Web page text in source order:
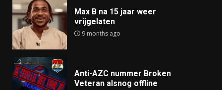
Max B na 15 jaar weer
vrijgelaten
9 months ago
Anti-AZC nummer Broken
Veteran alsnog offline